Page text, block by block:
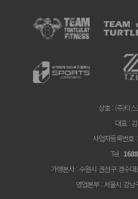
상호 : (주)티
대표 :
사업자등록번호
Tel :
가맹본사: 수원시 권선구 경수대
영업본부: 서울시 강남